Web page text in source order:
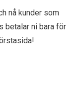
nå kunder som
betalar ni bara för